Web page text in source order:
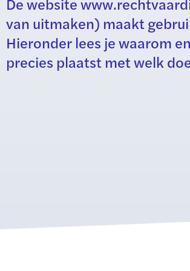
van uitmaken) maakt
Hieronder lees je waarom
precies plaatst met welk